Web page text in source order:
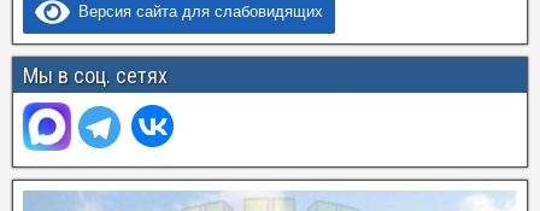
Версия сайта для слабовидящих
Мы в соц. сетях